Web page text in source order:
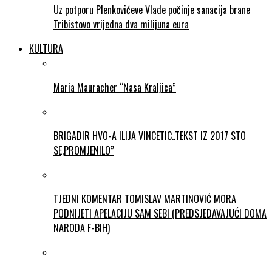
Uz potporu Plenkovićeve Vlade počinje sanacija brane
Tribistovo vrijedna dva milijuna eura
KULTURA
Maria Mauracher “Nasa Kraljica”
BRIGADIR HVO-A ILIJA VINCETIC..TEKST IZ 2017 STO
SE,PROMJENILO”
TJEDNI KOMENTAR TOMISLAV MARTINOVIĆ MORA
PODNIJETI APELACIJU SAM SEBI (PREDSJEDAVAJUĆI DOMA
NARODA F-BIH)